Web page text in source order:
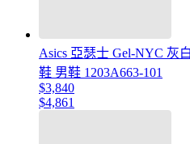
Asics 亞瑟士 Gel-NYC 灰
鞋 男鞋 1203A663-101
$3,840
$4,861